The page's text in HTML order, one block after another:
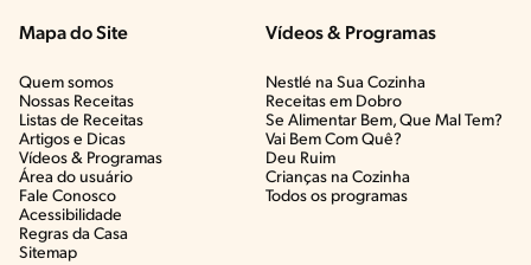
Mapa do Site
Quem somos
Nossas Receitas
Listas de Receitas​
Artigos e Dicas​
Vídeos & Programas​
Área do usuário
Fale Conosco
Acessibilidade
Regras da Casa
Sitemap
Vídeos & Programas​
Nestlé na Sua Cozinha
Receitas em Dobro
Se Alimentar Bem, Que Mal Tem?​
Vai Bem Com Quê?​
Deu Ruim​
Crianças na Cozinha​
Todos os programas